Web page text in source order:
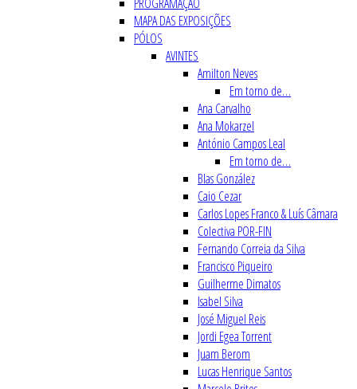
PROGRAMAÇÃO
MAPA DAS EXPOSIÇÕES
PÓLOS
AVINTES
Amilton Neves
Em torno de…
Ana Carvalho
Ana Mokarzel
António Campos Leal
Em torno de…
Blas González
Caio Cezar
Carlos Lopes Franco & Luís Câmara
Colectiva POR-FIN
Fernando Correia da Silva
Francisco Piqueiro
Guilherme Dimatos
Isabel Silva
José Miguel Reis
Jordi Egea Torrent
Juam Berom
Lucas Henrique Santos